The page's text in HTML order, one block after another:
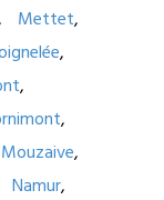
Mettet
Mouzaive
Namur